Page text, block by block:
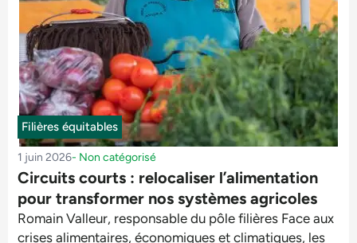
Filières équitables
1 juin 2026- Non catégorisé
Circuits courts : relocaliser l’alimentation
pour transformer nos systèmes agricoles
Romain Valleur, responsable du pôle filières Face aux
crises alimentaires, économiques et climatiques, les